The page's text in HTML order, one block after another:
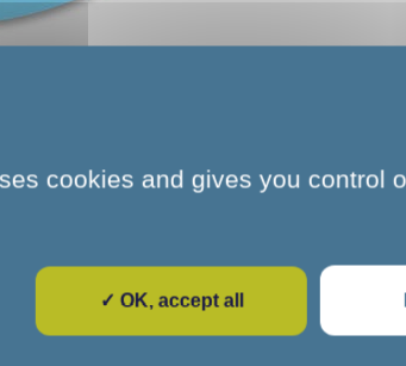
cookies and gives you control
✓ OK, accept all